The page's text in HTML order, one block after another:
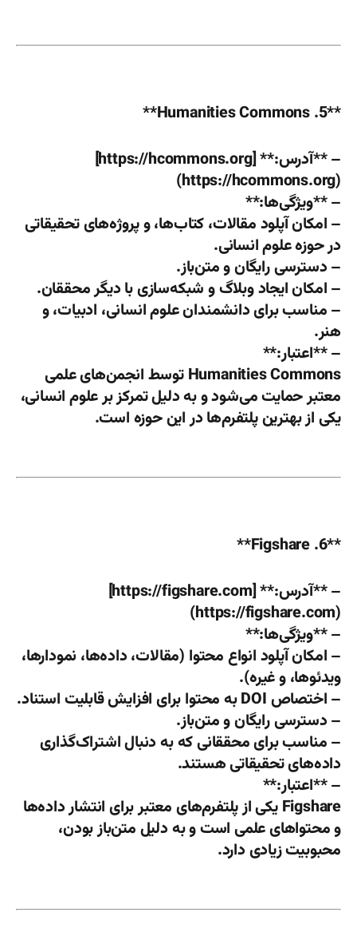
**5. Humanities Commons**
– **آدرس:** [https://hcommons.org]
(https://hcommons.org)
– **ویژگی‌ها:**
– امکان آپلود مقالات، کتاب‌ها، و پروژه‌های تحقیقاتی
در حوزه علوم انسانی.
– دسترسی رایگان و متن‌باز.
– امکان ایجاد وبلاگ و شبکه‌سازی با دیگر محققان.
– مناسب برای دانشمندان علوم انسانی، ادبیات، و
هنر.
– **اعتبار:**
Humanities Commons توسط انجمن‌های علمی
معتبر حمایت می‌شود و به دلیل تمرکز بر علوم انسانی،
یکی از بهترین پلتفرم‌ها در این حوزه است.
**6. Figshare**
– **آدرس:** [https://figshare.com]
(https://figshare.com)
– **ویژگی‌ها:**
– امکان آپلود انواع محتوا (مقالات، داده‌ها، نمودارها،
ویدئوها، و غیره).
– اختصاص DOI به محتوا برای افزایش قابلیت استناد.
– دسترسی رایگان و متن‌باز.
– مناسب برای محققانی که به دنبال اشتراک‌گذاری
داده‌های تحقیقاتی هستند.
– **اعتبار:**
Figshare یکی از پلتفرم‌های معتبر برای انتشار داده‌ها
و محتواهای علمی است و به دلیل متن‌باز بودن،
محبوبیت زیادی دارد.